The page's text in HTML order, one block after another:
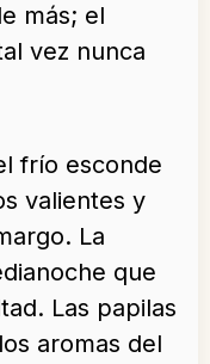
más; el
vez nunca
frío esconde
valientes y
La
que
Las papilas
aromas del